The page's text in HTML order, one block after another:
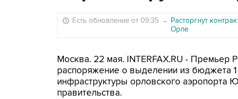
Есть обновление от 09:35 → Расторгнут
Орле
Москва. 22 мая. INTERFAX.RU - Премьер
распоряжение о выделении из бюджета
инфраструктуры орловского аэропорта
правительства.